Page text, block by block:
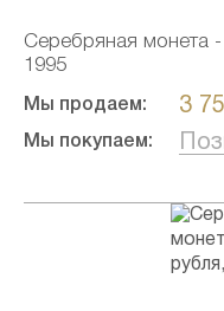
Серебряная монета -
1995
Мы продаем: 3
Мы покупаем: